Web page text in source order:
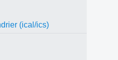
(ical/ics)